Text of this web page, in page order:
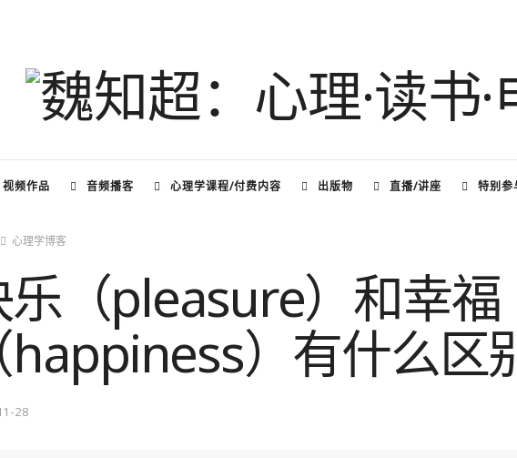
视频作品 音频播客 心理学课程/付费内容 出版物 直播/讲座 特别参
心理学博客
（pleasure）和幸福
happiness）有什么区
28